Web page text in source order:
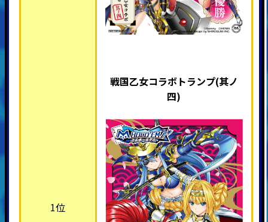
1位
戦国乙女コラボトランプ(其ノ
四)